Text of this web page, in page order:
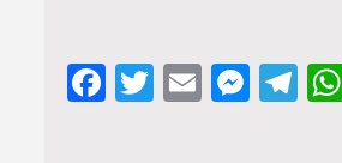
Facebook
Twitter
Email